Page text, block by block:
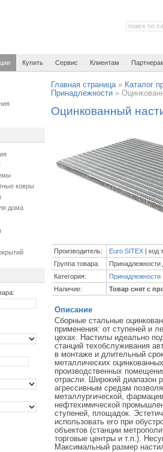
Купить Сервис Клиентам
ковры
дома
Главная страница» Каталог
Принадлежности »
Оцинкованный
Производитель: Euro SITEX | код
Группа товара:
Принадлежности
Категория:
Принадлежности
Наличие:
Товар снят с
Описание
Сборные стальные
применения: от ступеней и
цехах. Настилы идеально
станций техобслуживания
в монтаже и длительный
металлических
производственных
отрасли. Широкий диапазон
агрессивным средам
металлургической,
нефтехимической
ступеней, площадок.
использовать его при
объектов (станции
торговые центры и т.п.).
Максимальный размер